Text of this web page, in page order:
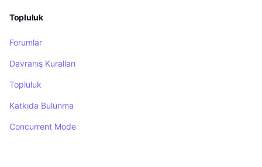
Topluluk
Forumlar
Davranış Kuralları
Topluluk
Katkıda Bulunma
Concurrent Mode